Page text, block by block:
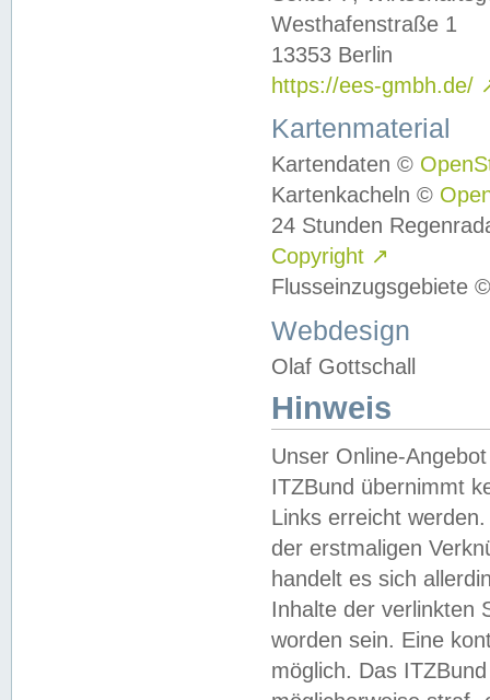
Westhafenstraße 1
13353 Berlin
https://ees-gmbh.de/
Kartenmaterial
Kartendaten ©
Kartenkacheln ©
24 Stunden
Copyright ↗
Flusseinzugsgebiete
Webdesign
Olaf Gottschall
Hinweis
Unser Online-
ITZBund übernimmt
Links erreicht
der erstmaligen
handelt es sich
Inhalte der verlinkten
worden sein. Eine
möglich. Das